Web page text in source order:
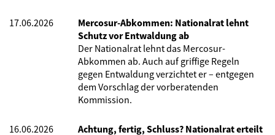
17.06.2026
Mercosur-Abkommen: Nationalrat lehnt
Schutz vor Entwaldung ab
Der Nationalrat lehnt das Mercosur-
Abkommen ab. Auch auf griffige Regeln
gegen Entwaldung verzichtet er – entgegen
dem Vorschlag der vorberatenden
Kommission.
16.06.2026
Achtung, fertig, Schluss? Nationalrat erteilt